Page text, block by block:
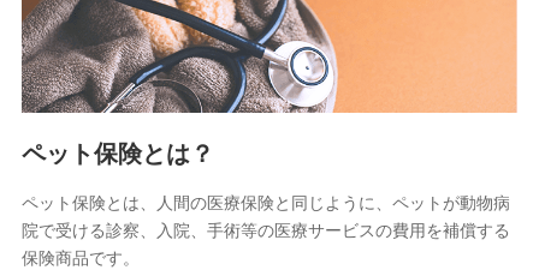
三井住友海上あいおい生命保険株式会社
（https://www.msa-life.co.jp/）
メットライフ生命株式会社
(https://www.metlife.co.jp/)
（https://www.medicarelife.com/）
■少額短期保険
株式会社アシロ少額短期保険
(https://kailash.co.jp/)
ペット保険とは？
ペット保険とは、人間の医療保険と同じように、ペットが動物病
院で受ける診察、入院、手術等の医療サービスの費用を補償する
保険商品です。